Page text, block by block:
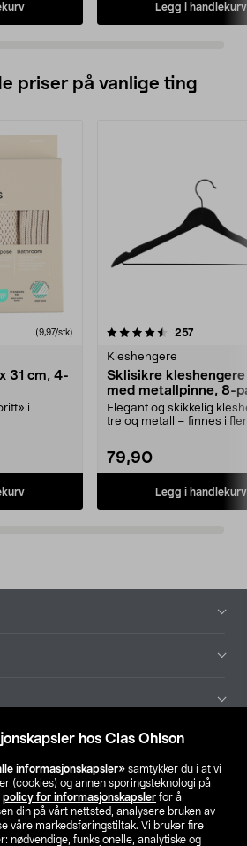
hos Clas Ohlson
informasjonskapsler» samtykker du i at vi
(cookies) og annen sporingsteknologi på
policy for informasjonskapsler for å
din på vårt nettsted, analysere bruken av
våre markedsføringstiltak. Vi bruker fire
nødvendige, funksjonelle, analytiske og
Legg i handlekurv
priser på vanlige ting
(9,97/stk)
31 cm, 4-
i
257
Kleshengere
Sklisikre
med metallpinne, 8-
Elegant og skikkelig
tre og metall – finnes i
79,90
Legg i handlekurv
4.5av 5 stjerner
Finn din butikk